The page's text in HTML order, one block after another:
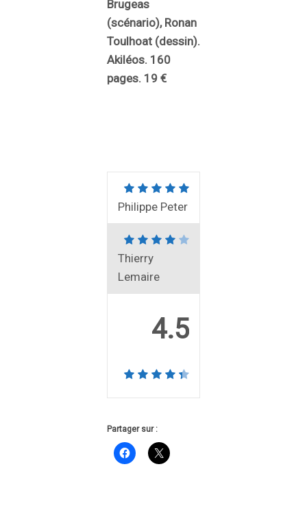
Brugeas
(scénario), Ronan
Toulhoat (dessin).
Akiléos. 160
pages. 19 €
Philippe Peter
Thierry
Lemaire
4.5
Partager sur :